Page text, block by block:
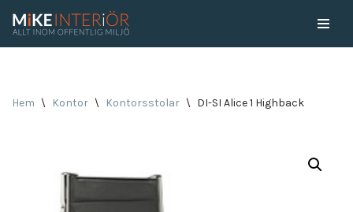
Hem \ Kontor \ Kontorsstolar \ DI-SI Alice 1 Highback